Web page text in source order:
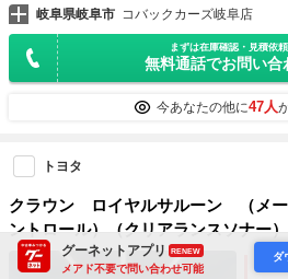
岐阜県岐阜市 コバックカーズ岐阜店
まずは在庫確認・見積依頼
無料通話でお問い合
今あなたの他に47人
トヨタ
クラウン ロイヤルサルーン （メー
ントロール）（クリアランスソナー
ｕｅｔｏｏｔｈ接続）（バックカメ
支払
グーネットアプリ RENEW
メアド不要で問い合わせ可能
ダ